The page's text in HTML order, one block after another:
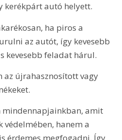
kerékpárt autó helyett.
ha piros a
az autót, így kevesebb
kevesebb feladat hárul.
az újrahasznosított vagy
mindennapjainkban, amit
védelmében, hanem a